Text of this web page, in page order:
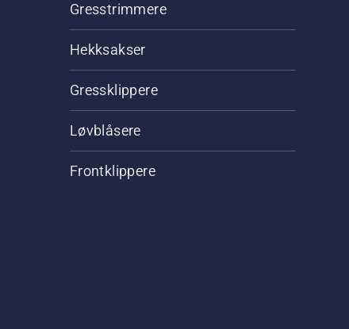
Gresstrimmere
Hekksakser
Gressklippere
Løvblåsere
Frontklippere